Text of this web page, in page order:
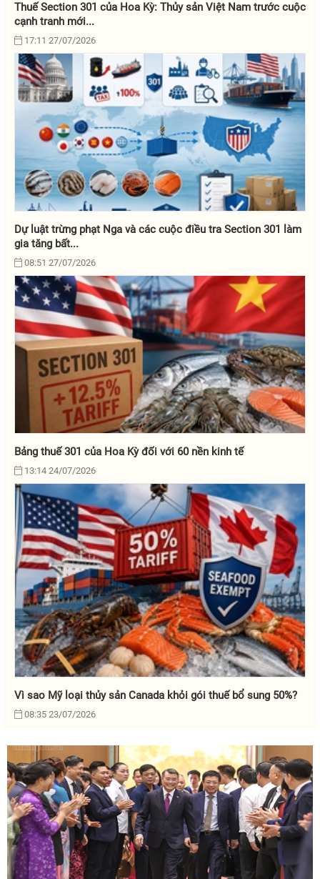
Thuế Section 301 của Hoa Kỳ: Thủy sản Việt Nam trước cuộc
cạnh tranh mới...
17:11 27/07/2026
Dự luật trừng phạt Nga và các cuộc điều tra Section 301 làm
gia tăng bất...
08:51 27/07/2026
Bảng thuế 301 của Hoa Kỳ đối với 60 nền kinh tế
13:14 24/07/2026
Vì sao Mỹ loại thủy sản Canada khỏi gói thuế bổ sung 50%?
08:35 23/07/2026